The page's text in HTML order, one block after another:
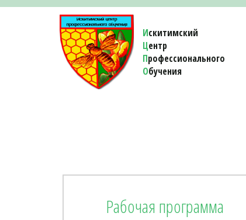
Искитимский
Центр
Профессионального
Обучения
Рабочая программа